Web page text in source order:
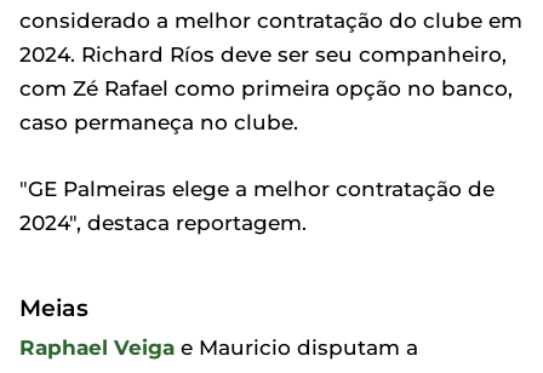
considerado a melhor contratação do clube em
2024. Richard Ríos deve ser seu companheiro,
com Zé Rafael como primeira opção no banco,
caso permaneça no clube.
"GE Palmeiras elege a melhor contratação de
2024", destaca reportagem.
Meias
Raphael Veiga e Mauricio disputam a